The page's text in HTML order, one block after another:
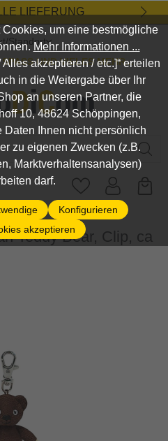
LIEFERUNG
Standort
UND VIELES MEHR...
...
Teddy Bear, Clip, ca
um eine bestmögliche
Mehr Informationen ...
akzeptieren / etc.]“ erteilen
in die Weitergabe über Ihr
an unseren Partner, die
10, 48624 Schöppingen,
Daten Ihnen nicht persönlich
zu eigenen Zwecken (z.B.
Marktverhaltensanalysen)
darf.
Konfigurieren
akzeptieren